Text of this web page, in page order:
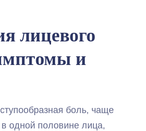
лицевого
и
боль, чаще
одной половине лица,